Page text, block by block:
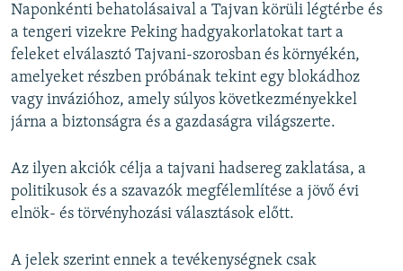
Naponkénti behatolásaival a Tajvan körüli légtérbe és
a tengeri vizekre Peking hadgyakorlatokat tart a
feleket elválasztó Tajvani-szorosban és környékén,
amelyeket részben próbának tekint egy blokádhoz
vagy invázióhoz, amely súlyos következményekkel
járna a biztonságra és a gazdaságra világszerte.
Az ilyen akciók célja a tajvani hadsereg zaklatása, a
politikusok és a szavazók megfélemlítése a jövő évi
elnök- és törvényhozási választások előtt.
A jelek szerint ennek a tevékenységnek csak